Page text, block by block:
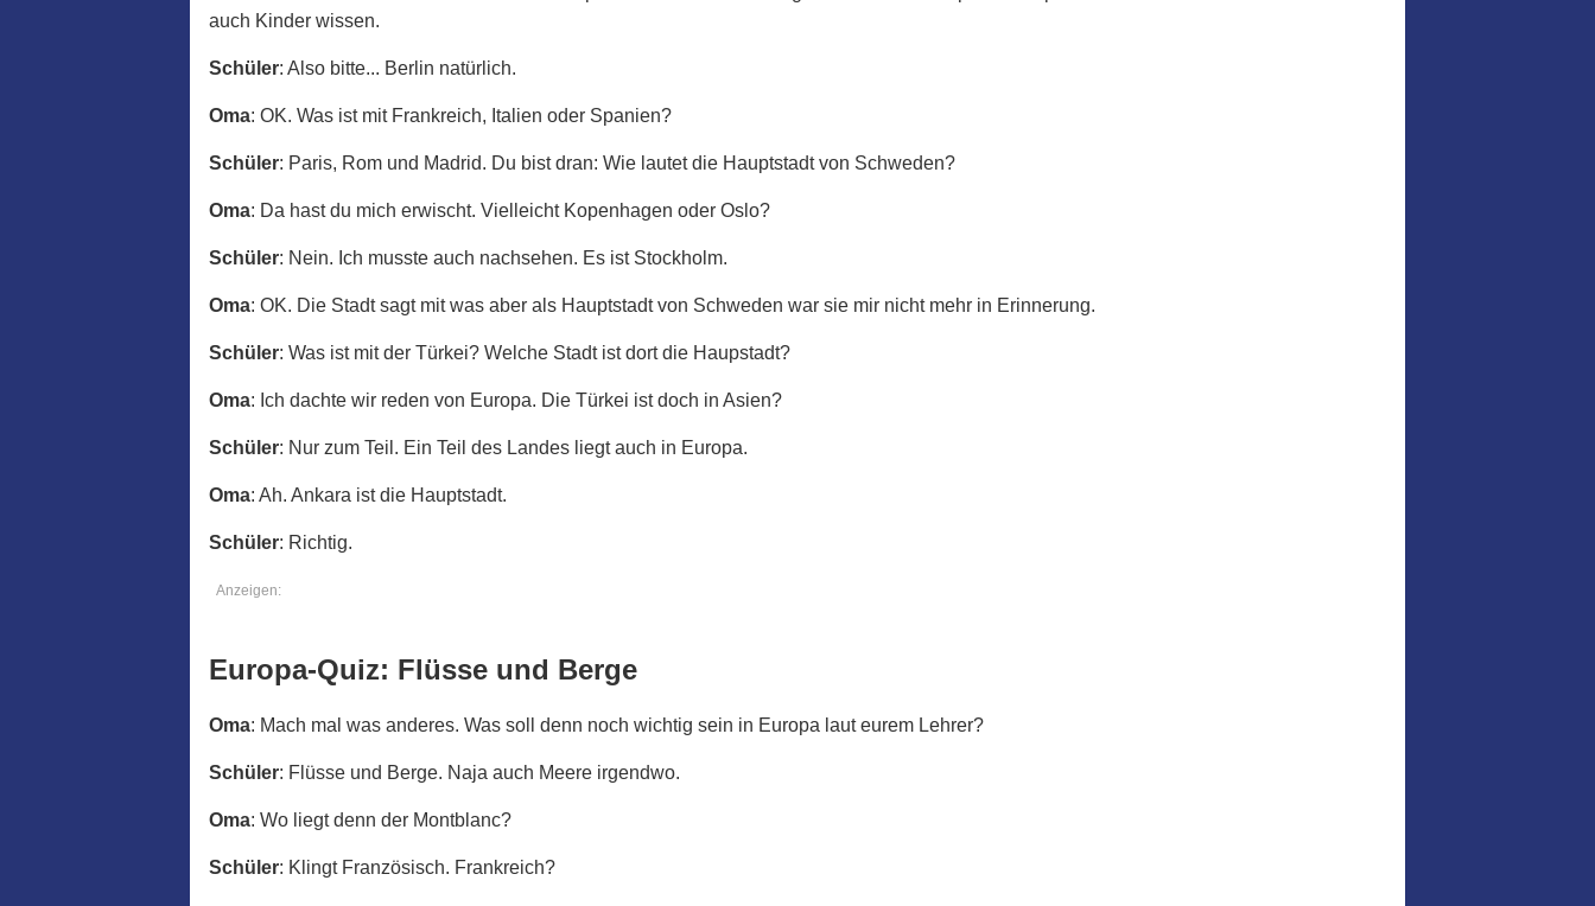
auch Kinder wissen.
Schüler: Also bitte... Berlin natürlich.
Oma: OK. Was ist mit Frankreich, Italien oder Spanien?
Schüler: Paris, Rom und Madrid. Du bist dran: Wie lautet die Hauptstadt von Schweden?
Oma: Da hast du mich erwischt. Vielleicht Kopenhagen oder Oslo?
Schüler: Nein. Ich musste auch nachsehen. Es ist Stockholm.
Oma: OK. Die Stadt sagt mit was aber als Hauptstadt von Schweden war sie mir nicht mehr in Erinnerung.
Schüler: Was ist mit der Türkei? Welche Stadt ist dort die Haupstadt?
Oma: Ich dachte wir reden von Europa. Die Türkei ist doch in Asien?
Schüler: Nur zum Teil. Ein Teil des Landes liegt auch in Europa.
Oma: Ah. Ankara ist die Hauptstadt.
Schüler: Richtig.
Anzeigen:
Europa-Quiz: Flüsse und Berge
Oma: Mach mal was anderes. Was soll denn noch wichtig sein in Europa laut eurem Lehrer?
Schüler: Flüsse und Berge. Naja auch Meere irgendwo.
Oma: Wo liegt denn der Montblanc?
Schüler: Klingt Französisch. Frankreich?